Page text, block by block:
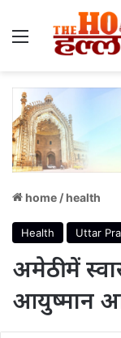
Menu
home /health
Health Uttar
अमेठी में
आयुष्मान